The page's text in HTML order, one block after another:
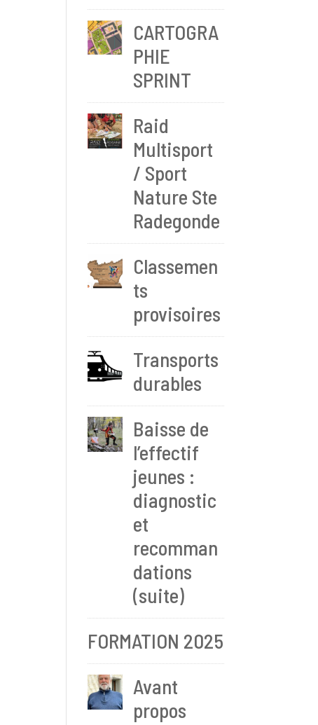
CARTOGRA
PHIE
SPRINT
Raid
Multisport
/ Sport
Nature Ste
Radegonde
Classemen
ts
provisoires
Transports
durables
Baisse de
l’effectif
jeunes :
diagnostic
et
recomman
dations
(suite)
FORMATION 2025
Avant
propos